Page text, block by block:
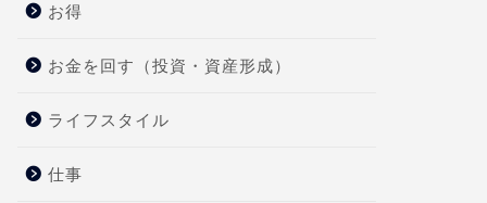
お得
お金を回す（投資・資産形成）
ライフスタイル
仕事